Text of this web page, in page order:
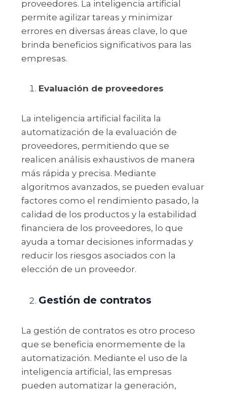
proveedores. La inteligencia artificial
permite agilizar tareas y minimizar
errores en diversas áreas clave, lo que
brinda beneficios significativos para las
empresas.
Evaluación de proveedores
La inteligencia artificial facilita la
automatización de la evaluación de
proveedores, permitiendo que se
realicen análisis exhaustivos de manera
más rápida y precisa. Mediante
algoritmos avanzados, se pueden evaluar
factores como el rendimiento pasado, la
calidad de los productos y la estabilidad
financiera de los proveedores, lo que
ayuda a tomar decisiones informadas y
reducir los riesgos asociados con la
elección de un proveedor.
Gestión de contratos
La gestión de contratos es otro proceso
que se beneficia enormemente de la
automatización. Mediante el uso de la
inteligencia artificial, las empresas
pueden automatizar la generación,